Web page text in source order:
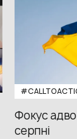
Фокус
серпні